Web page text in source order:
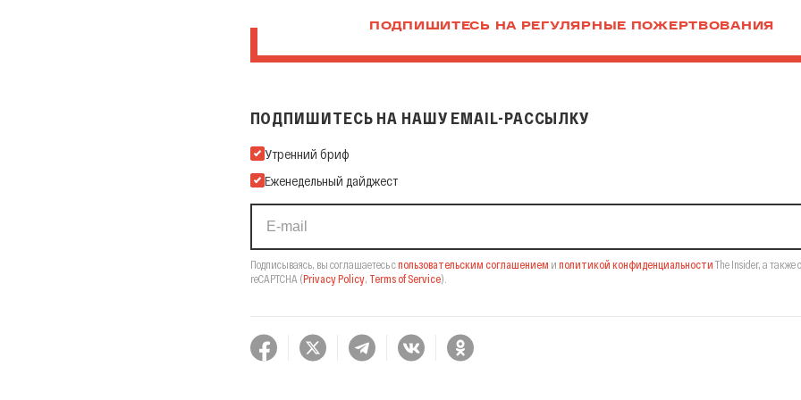
ПОДПИШИТЕСЬ НА РЕГУЛЯРНЫЕ ПОЖЕРТВОВАНИЯ
ПОДПИШИТЕСЬ НА НАШУ EMAIL-РАССЫЛКУ
Подпишитесь на нашу Email-рассылку
Утренний бриф
Еженедельный дайджест
Подписываясь, вы соглашаетесь спользовательским соглашением и политикой конфиденциальности The Insider, а также
reCAPTCHA (Privacy Policy, Terms of Service).